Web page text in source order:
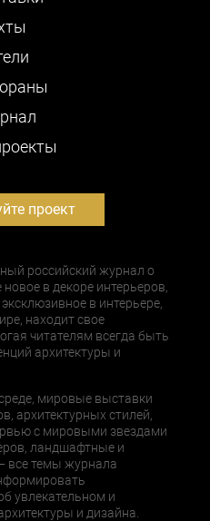
проект
российский журнал о
в декоре интерьеров,
в интерьере,
находит свое
читателям всегда быть
архитектуры и
мировые выставки
архитектурных стилей,
с мировыми звездами
ландшафтные и
все темы журнала
увлекательном и
и дизайна.